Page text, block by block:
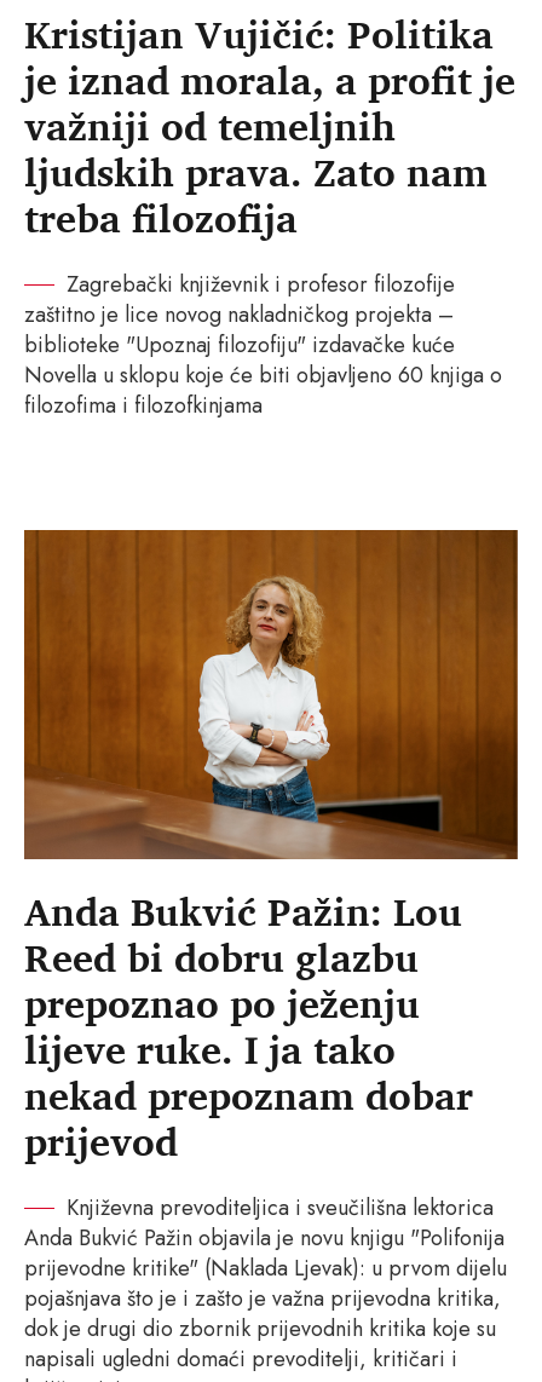
Kristijan Vujičić: Politika
je iznad morala, a profit je
važniji od temeljnih
ljudskih prava. Zato nam
treba filozofija
Zagrebački književnik i profesor filozofije
zaštitno je lice novog nakladničkog projekta –
biblioteke "Upoznaj filozofiju" izdavačke kuće
Novella u sklopu koje će biti objavljeno 60 knjiga o
filozofima i filozofkinjama
Anda Bukvić Pažin: Lou
Reed bi dobru glazbu
prepoznao po ježenju
lijeve ruke. I ja tako
nekad prepoznam dobar
prijevod
Književna prevoditeljica i sveučilišna lektorica
Anda Bukvić Pažin objavila je novu knjigu "Polifonija
prijevodne kritike" (Naklada Ljevak): u prvom dijelu
pojašnjava što je i zašto je važna prijevodna kritika,
dok je drugi dio zbornik prijevodnih kritika koje su
napisali ugledni domaći prevoditelji, kritičari i